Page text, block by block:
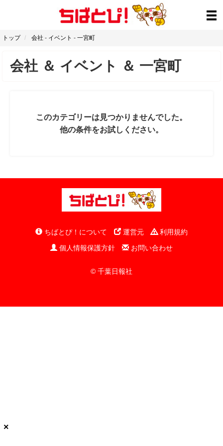
トップ 会社 - イベント - 一宮町
会社 ＆ イベント ＆ 一宮町
このカテゴリーは見つかりませんでした。
他の条件をお試しください。
ちばとぴ！について 運営元
利用規約
個人情報保護方針
お問い合わせ
© 千葉日報社
×